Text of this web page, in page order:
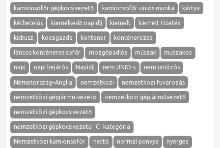
kamionsofőr gépkocsivezető kamionsofőr-uniós munka kártya
kéthetelős kiemelkedő napidíj kiemelt kiemelt Fizetés
kisbusz kocsigazda kontener konténerezés
láncos konténeres sofőr mozgópadlós műszak muszakos
napi napi bejárós Napidíj nem UNIO-s nem uniózós
Németország–Anglia nemzetközi nemzetközi fuvarozás
nemzetközi gépjármü-vezetö nemzetközi gépjárművezető
nemzetközi gépkocsivezető
nemzetközi gépkocsivezető "C" kategória
Nemzetközi kamionsofőr nettó normál ponvya nyerges